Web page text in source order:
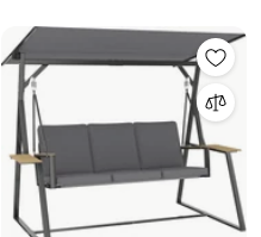
Cinza | Aosom Portugal